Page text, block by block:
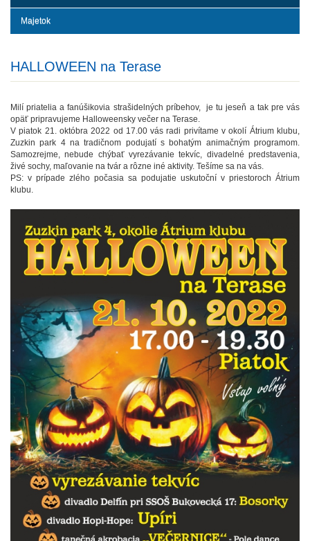
Majetok
HALLOWEEN na Terase
Milí priatelia a fanúšikovia strašidelných príbehov, je tu jeseň a tak pre vás
opäť pripravujeme Halloweensky večer na Terase.
V piatok 21. októbra 2022 od 17.00 vás radi privítame v okolí Átrium klubu,
Zuzkin park 4 na tradičnom podujatí s bohatým animačným programom.
Samozrejme, nebude chýbať vyrezávanie tekvíc, divadelné predstavenia,
živé sochy, maľovanie na tvár a rôzne iné aktivity. Tešíme sa na vás.
PS: v prípade zlého počasia sa podujatie uskutoční v priestoroch Átrium
klubu.